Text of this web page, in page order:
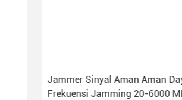
Jammer Sinyal Aman Aman
Frekuensi Jamming 20-6000